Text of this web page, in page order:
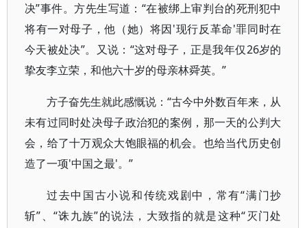
决”事件。方先生写道：“在被绑上审判台的死刑犯中
将有一对母子，他（她）将因'现行反革命'罪同时在
今天被处决”。又说：“这对母子，正是我年仅26岁的
挚友李立荣，和他六十岁的母亲林舜英。”
方子奋先生就此感慨说：“古今中外数百年来，从
未有过同时处决母子政治犯的案例，那一天的公判大
会，给了十万观众大饱眼福的机会。也给当代历史创
造了一项'中国之最'。”
过去中国古小说和传统戏剧中，常有“满门抄
斩”、“诛九族”的说法，大致指的就是这种“灭门处